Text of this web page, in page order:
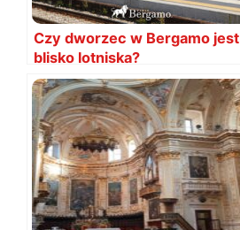
Czy dworzec w Bergamo jest
blisko lotniska?